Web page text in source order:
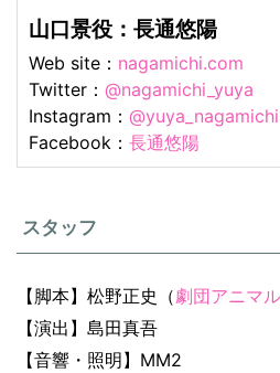
山口景役：長通悠陽
Web site： nagamichi.com
Twitter： @nagamichi_yuya
Instagram： @yuya_nagamichi
Facebook： 長通悠陽
スタッフ
【脚本】松野正史（劇団アニマ
【演出】島田真吾
【音響・照明】MM2